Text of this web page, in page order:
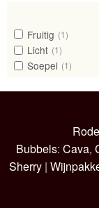
Fruitig (1)
Licht (1)
Soepel (1)
Bubbels: Cava,
Sherry |